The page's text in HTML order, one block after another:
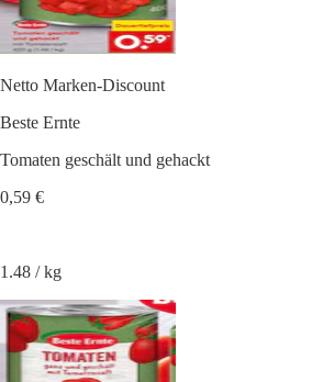
Netto Marken-Discount
Beste Ernte
Tomaten geschält und gehackt
0,59 €
1.48 / kg